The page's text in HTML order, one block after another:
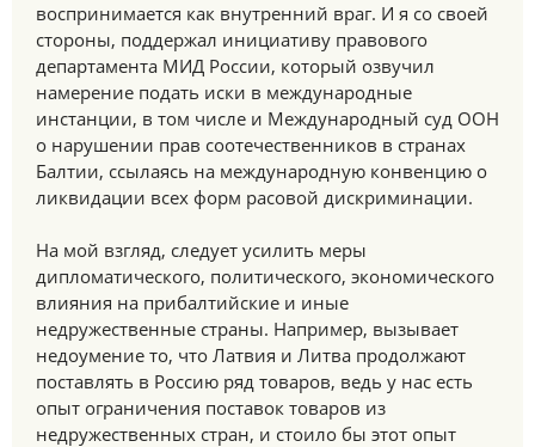
воспринимается как внутренний враг. И я со своей
стороны, поддержал инициативу правового
департамента МИД России, который озвучил
намерение подать иски в международные
инстанции, в том числе и Международный суд ООН
о нарушении прав соотечественников в странах
Балтии, ссылаясь на международную конвенцию о
ликвидации всех форм расовой дискриминации.
На мой взгляд, следует усилить меры
дипломатического, политического, экономического
влияния на прибалтийские и иные
недружественные страны. Например, вызывает
недоумение то, что Латвия и Литва продолжают
поставлять в Россию ряд товаров, ведь у нас есть
опыт ограничения поставок товаров из
недружественных стран, и стоило бы этот опыт